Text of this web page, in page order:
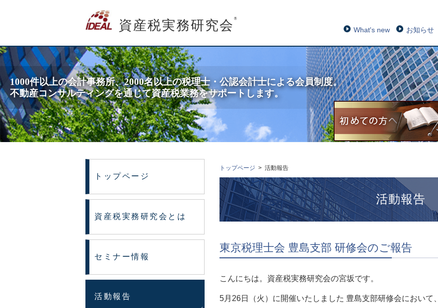
資産税実務研究会 ®
What's new お知らせ
1000件以上の会計事務所、2000名以上の税理士・公認会計士による会員制度。
不動産コンサルティングを通じて資産税業務をサポートします。
トップページ
資産税実務研究会とは
セミナー情報
活動報告
トップページ 活動報告
活動報告
東京税理士会 豊島支部 研修会のご報告
こんにちは。資産税実務研究会の宮坂です。
5月26日（火）に開催いたしました 豊島支部研修会において、